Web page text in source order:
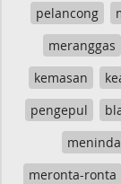
pelancong
meranggas
kemasan
pengepul
meronta-ronta